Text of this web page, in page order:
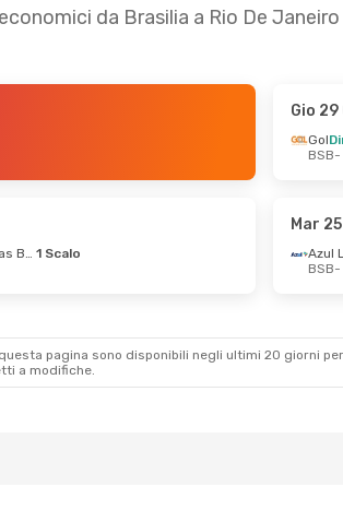
da Brasilia a Rio De Janeiro
Gio
Gol
BSB-
Azul Linhas Aereas Brasileiras 1 Scalo
Mar
BSB-
pagina sono disponibili negli ultimi 20 giorni
a modifiche.